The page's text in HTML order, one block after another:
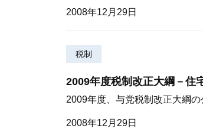
2008年12月29日
税制
2009年度税制改正大綱－住
2009年度、与党税制改正大綱
2008年12月29日